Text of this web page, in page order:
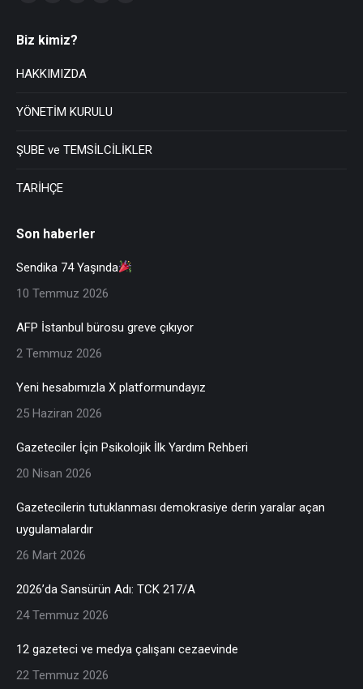
Biz kimiz?
HAKKIMIZDA
YÖNETİM KURULU
ŞUBE ve TEMSİLCİLİKLER
TARİHÇE
Son haberler
Sendika 74 Yaşında
10 Temmuz 2026
AFP İstanbul bürosu greve çıkıyor
2 Temmuz 2026
Yeni hesabımızla X platformundayız
25 Haziran 2026
Gazeteciler İçin Psikolojik İlk Yardım Rehberi
20 Nisan 2026
Gazetecilerin tutuklanması demokrasiye derin yaralar açan
uygulamalardır
26 Mart 2026
2026’da Sansürün Adı: TCK 217/A
24 Temmuz 2026
12 gazeteci ve medya çalışanı cezaevinde
22 Temmuz 2026